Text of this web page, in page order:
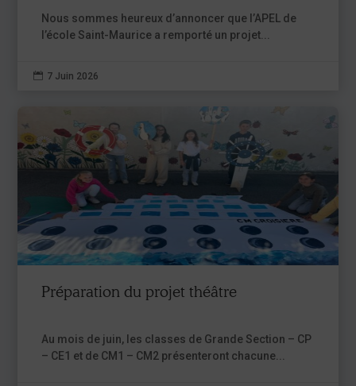
Nous sommes heureux d’annoncer que l’APEL de
l’école Saint-Maurice a remporté un projet...
 7 Juin 2026
Préparation du projet théâtre
Au mois de juin, les classes de Grande Section – CP
– CE1 et de CM1 – CM2 présenteront chacune...